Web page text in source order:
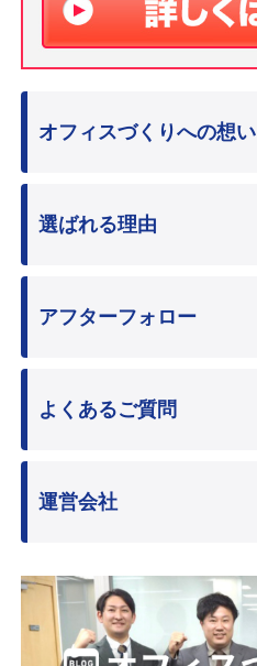
オフィスづくりへの想い
選ばれる理由
アフターフォロー
よくあるご質問
運営会社